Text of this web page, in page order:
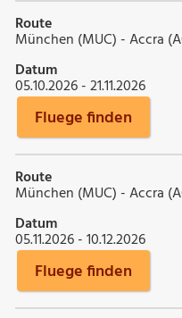
Route
München (MUC) - Accra
Datum
05.10.2026 - 21.11.2026
Fluege finden
Route
München (MUC) - Accra
Datum
05.11.2026 - 10.12.2026
Fluege finden